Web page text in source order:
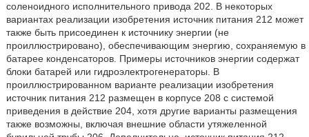
соленоидного исполнительного привода 202. В некоторых
вариантах реализации изобретения источник питания 212 может
также быть присоединен к источнику энергии (не
проиллюстрировано), обеспечивающим энергию, сохраняемую в
батарее конденсаторов. Примеры источников энергии содержат
блоки батарей или гидроэлектрогенераторы. В
проиллюстрированном варианте реализации изобретения
источник питания 212 размещен в корпусе 208 с системой
приведения в действие 204, хотя другие варианты размещения
также возможны, включая внешние области утяжеленной